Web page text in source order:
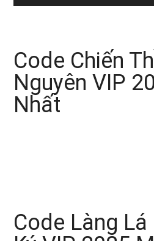
Code Chiến
Nguyên VIP
Nhất
Code Làng Lá